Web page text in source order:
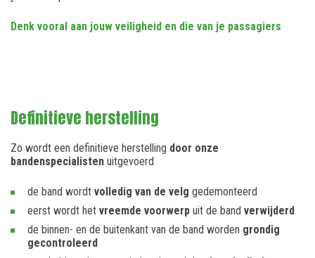
Denk vooral aan jouw veiligheid en die van je passagiers
Definitieve herstelling
Zo wordt een definitieve herstelling door onze
bandenspecialisten uitgevoerd
de band wordt volledig van de velg gedemonteerd
eerst wordt het vreemde voorwerp uit de band verwijderd
de binnen- en de buitenkant van de band worden grondig
gecontroleerd